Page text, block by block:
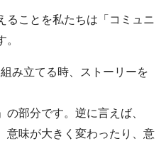
ることを私たちは「コミュニ
み立てる時、ストーリーを
部分です。逆に言えば、
意味が大きく変わったり、意